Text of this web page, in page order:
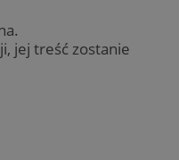
jej treść zostanie